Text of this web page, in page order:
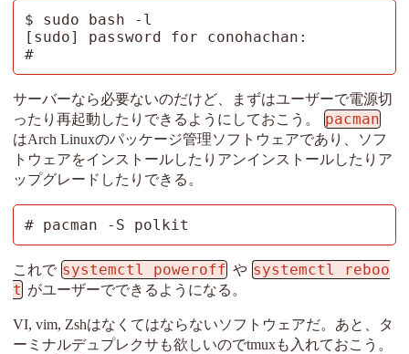
$ sudo bash -l
[sudo] password for conohachan:
#
サーバーなら必要ないのだけど、まずはユーザーで電源切
ったり再起動したりできるようにしておこう。
pacman
はArch Linuxのパッケージ管理ソフトウェアであり、ソフ
トウェアをインストールしたりアンインストールしたりア
ップグレードしたりできる。
# pacman -S polkit
これで systemctl poweroff や systemctl reboo
t がユーザーでできるようになる。
VI, vim, Zshはなくてはならないソフトウェアだ。あと、タ
ーミナルデュプレクサも欲しいのでtmuxも入れておこう。